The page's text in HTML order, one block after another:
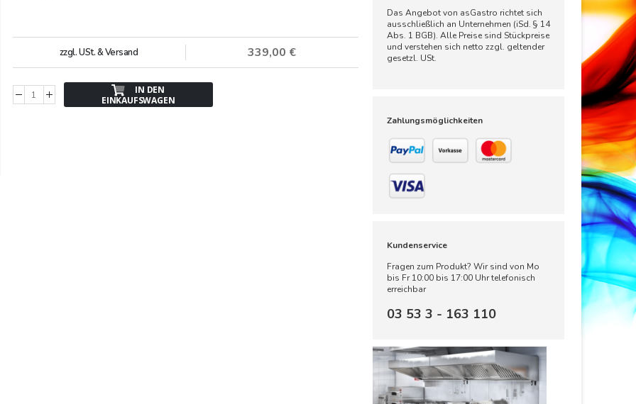
339,00 €
zzgl. USt. & Versand
IN DEN
EINKAUFSWAGEN
Das Angebot von asGastro richtet sich
ausschließlich an Unternehmen (iSd. § 14
Abs. 1 BGB). Alle Preise sind Stückpreise
und verstehen sich netto zzgl. geltender
gesetzl. USt.
Zahlungsmöglichkeiten
Kundenservice
Fragen zum Produkt? Wir sind von Mo
bis Fr 10:00 bis 17:00 Uhr telefonisch
erreichbar
03 53 3 - 163 110